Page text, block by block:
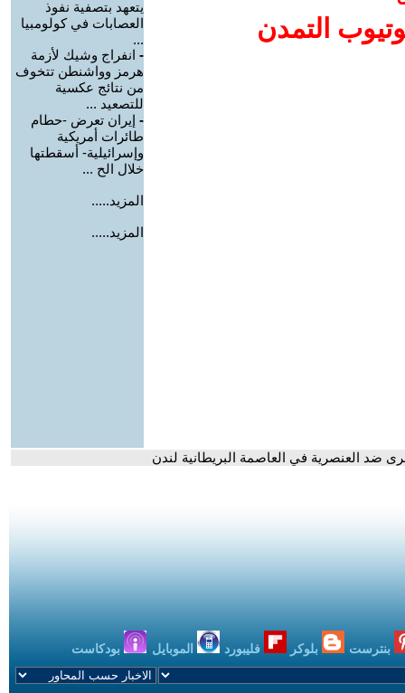
التمدن
يتعهد بتصفية نفوذ
العصابات في كولومبيا
...
- انفراج وشيك لأزمة
هرمز وواشنطن تتخوف
من نتائج عكسية
للتصعيد ...
- إيران تعرض -حطام
طائرات أمريكية
وإسرائيلية- أسقطتها
خلال الح ...
المزيد.....
المزيد.....
ضد العنصرية في العاصمة البريطانية لندن
بنترست بلوكر فليبورد الموبايل بودكاست